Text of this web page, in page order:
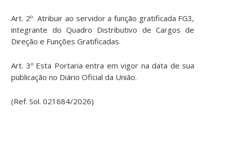
Art. 2º Atribuir ao servidor a função gratificada FG3,
integrante do Quadro Distributivo de Cargos de
Direção e Funções Gratificadas.
Art. 3º Esta Portaria entra em vigor na data de sua
publicação no Diário Oficial da União.
(Ref. Sol. 021684/2026)